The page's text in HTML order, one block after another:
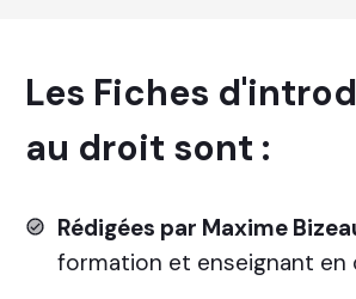
Les Fiches
au droit sont :
Rédigées par Maxime
formation et enseignant en